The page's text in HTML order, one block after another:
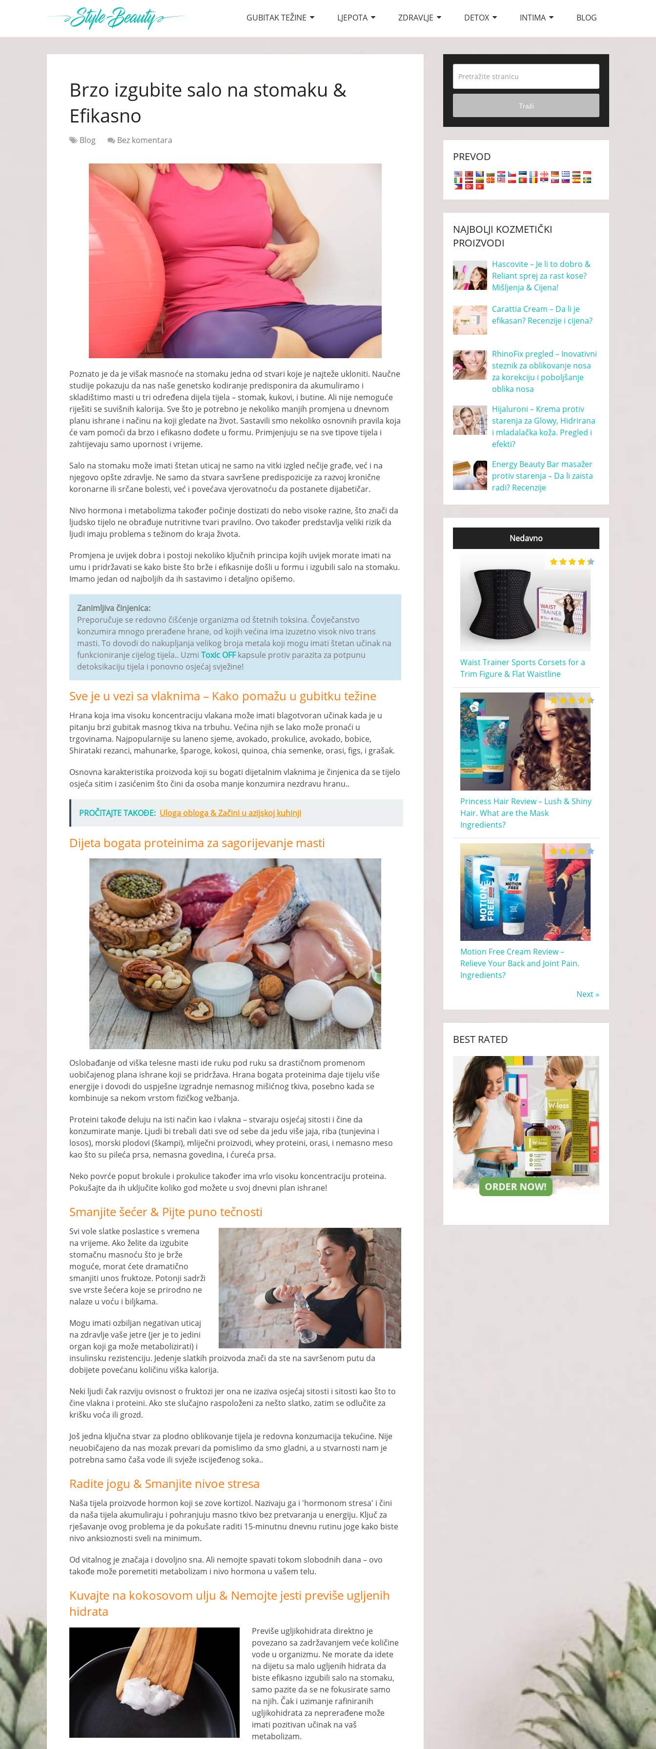
GUBITAK TEŽINE LJEPOTA ZDRAVLJE DETOX INTIMA BLOG
Brzo izgubite salo na stomaku &
Efikasno
Blog Bez komentara
Poznato je da je višak masnoće na stomaku jedna od stvari koje je najteže ukloniti. Naučne
studije pokazuju da nas naše genetsko kodiranje predisponira da akumuliramo i
skladištimo masti u tri određena dijela tijela – stomak, kukovi, i butine. Ali nije nemoguće
riješiti se suvišnih kalorija. Sve što je potrebno je nekoliko manjih promjena u dnevnom
planu ishrane i načinu na koji gledate na život. Sastavili smo nekoliko osnovnih pravila koja
će vam pomoći da brzo i efikasno dođete u formu. Primjenjuju se na sve tipove tijela i
zahtijevaju samo upornost i vrijeme.
Salo na stomaku može imati štetan uticaj ne samo na vitki izgled nečije građe, već i na
njegovo opšte zdravlje. Ne samo da stvara savršene predispozicije za razvoj kronične
koronarne ili srčane bolesti, već i povećava vjerovatnoću da postanete dijabetičar.
Nivo hormona i metabolizma također počinje dostizati do nebo visoke razine, što znači da
ljudsko tijelo ne obrađuje nutritivne tvari pravilno. Ovo također predstavlja veliki rizik da
ljudi imaju problema s težinom do kraja života.
Promjena je uvijek dobra i postoji nekoliko ključnih principa kojih uvijek morate imati na
umu i pridržavati se kako biste što brže i efikasnije došli u formu i izgubili salo na stomaku.
Imamo jedan od najboljih da ih sastavimo i detaljno opišemo.
Zanimljiva činjenica:
Preporučuje se redovno čišćenje organizma od štetnih toksina. Čovječanstvo
konzumira mnogo prerađene hrane, od kojih većina ima izuzetno visok nivo trans
masti. To dovodi do nakupljanja velikog broja metala koji mogu imati štetan učinak na
funkcioniranje cijelog tijela.. Uzmi Toxic OFF kapsule protiv parazita za potpunu
detoksikaciju tijela i ponovno osjećaj svježine!
Sve je u vezi sa vlaknima – Kako pomažu u gubitku težine
Hrana koja ima visoku koncentraciju vlakana može imati blagotvoran učinak kada je u
pitanju brzi gubitak masnog tkiva na trbuhu. Većina njih se lako može pronaći u
trgovinama. Najpopularnije su laneno sjeme, avokado, prokulice, avokado, bobice,
Shirataki rezanci, mahunarke, šparoge, kokosi, quinoa, chia semenke, orasi, figs, i grašak.
Osnovna karakteristika proizvoda koji su bogati dijetalnim vlaknima je činjenica da se tijelo
osjeća sitim i zasićenim što čini da osoba manje konzumira nezdravu hranu..
PROČITAJTE TAKOĐE: Uloga obloga & Začini u azijskoj kuhinji
Dijeta bogata proteinima za sagorijevanje masti
Oslobađanje od viška telesne masti ide ruku pod ruku sa drastičnom promenom
uobičajenog plana ishrane koji se pridržava. Hrana bogata proteinima daje tijelu više
energije i dovodi do uspješne izgradnje nemasnog mišićnog tkiva, posebno kada se
kombinuje sa nekom vrstom fizičkog vežbanja.
Proteini takođe deluju na isti način kao i vlakna – stvaraju osjećaj sitosti i čine da
konzumirate manje. Ljudi bi trebali dati sve od sebe da jedu više jaja, riba (tunjevina i
losos), morski plodovi (škampi), mliječni proizvodi, whey proteini, orasi, i nemasno meso
kao što su pileća prsa, nemasna govedina, i ćureća prsa.
Neko povrće poput brokule i prokulice također ima vrlo visoku koncentraciju proteina.
Pokušajte da ih uključite koliko god možete u svoj dnevni plan ishrane!
Smanjite šećer & Pijte puno tečnosti
Svi vole slatke poslastice s vremena
na vrijeme. Ako želite da izgubite
stomačnu masnoću što je brže
moguće, morat ćete dramatično
smanjiti unos fruktoze. Potonji sadrži
sve vrste šećera koje se prirodno ne
nalaze u voću i biljkama.
Mogu imati ozbiljan negativan uticaj
na zdravlje vaše jetre (jer je to jedini
organ koji ga može metabolizirati) i
insulinsku rezistenciju. Jedenje slatkih proizvoda znači da ste na savršenom putu da
dobijete povećanu količinu viška kalorija.
Neki ljudi čak razviju ovisnost o fruktozi jer ona ne izaziva osjećaj sitosti i sitosti kao što to
čine vlakna i proteini. Ako ste slučajno raspoloženi za nešto slatko, zatim se odlučite za
krišku voća ili grozd.
Još jedna ključna stvar za plodno oblikovanje tijela je redovna konzumacija tekućine. Nije
neuobičajeno da nas mozak prevari da pomislimo da smo gladni, a u stvarnosti nam je
potrebna samo čaša vode ili svježe iscijeđenog soka..
Radite jogu & Smanjite nivoe stresa
Naša tijela proizvode hormon koji se zove kortizol. Nazivaju ga i 'hormonom stresa' i čini
da naša tijela akumuliraju i pohranjuju masno tkivo bez pretvaranja u energiju. Ključ za
rješavanje ovog problema je da pokušate raditi 15-minutnu dnevnu rutinu joge kako biste
nivo anksioznosti sveli na minimum.
Od vitalnog je značaja i dovoljno sna. Ali nemojte spavati tokom slobodnih dana – ovo
takođe može poremetiti metabolizam i nivo hormona u vašem telu.
Kuvajte na kokosovom ulju & Nemojte jesti previše ugljenih
hidrata
Previše ugljikohidrata direktno je
povezano sa zadržavanjem veće količine
vode u organizmu. Ne morate da idete
na dijetu sa malo ugljenih hidrata da
biste efikasno izgubili salo na stomaku,
samo pazite da se ne fokusirate samo
na njih. Čak i uzimanje rafiniranih
ugljikohidrata za neprerađene može
imati pozitivan učinak na vaš
metabolizam.
Traži
PREVOD
NAJBOLJI KOZMETIČKI
PROIZVODI
Hascovite – Je li to dobro &
Reliant sprej za rast kose?
Mišljenja & Cijena!
Carattia Cream – Da li je
efikasan? Recenzije i cijena?
RhinoFix pregled – Inovativni
steznik za oblikovanje nosa
za korekciju i poboljšanje
oblika nosa
Hijaluroni – Krema protiv
starenja za Glowy, Hidrirana
i mladalačka koža. Pregled i
efekti?
Energy Beauty Bar masažer
protiv starenja – Da li zaista
radi? Recenzije
Nedavno
Waist Trainer Sports Corsets for a
Trim Figure & Flat Waistline
Princess Hair Review – Lush & Shiny
Hair. What are the Mask
Ingredients?
Motion Free Cream Review –
Relieve Your Back and Joint Pain.
Ingredients?
Next »
BEST RATED